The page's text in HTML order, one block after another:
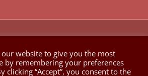
Facebook
X YouTubeInstagram
our website to give you the most
by remembering your preferences
clicking “Accept”, you consent to the